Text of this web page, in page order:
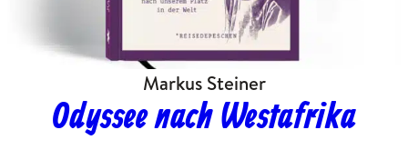
Markus Steiner
Odyssee nach Westafrika